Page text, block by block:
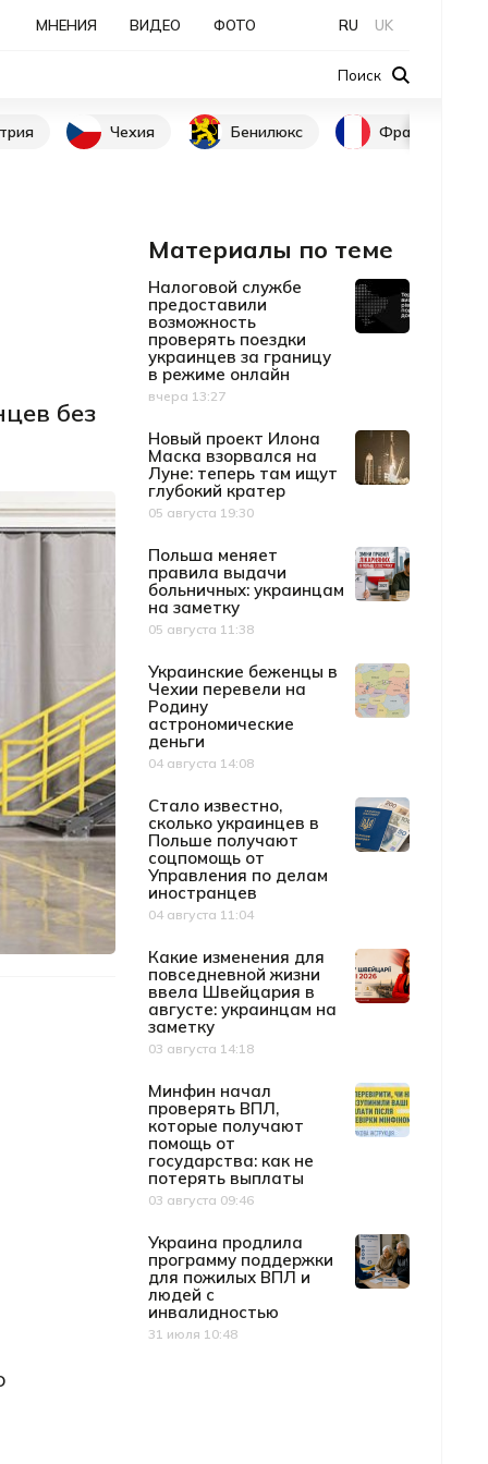
МНЕНИЯ ВИДЕО ФОТО RU UK
Поиск
Чехия Бенилюкс Франция
без
Материалы по теме
Налоговой службе
предоставили
возможность
проверять поездки
украинцев за границу
в режиме онлайн
Дата публикации
вчера 13:27
Новый проект Илона
Маска взорвался на
Луне: теперь там ищут
глубокий кратер
Дата публикации
05 августа 19:30
Польша меняет
правила выдачи
больничных: украинцам
на заметку
Дата публикации
05 августа 11:38
Украинские беженцы в
Чехии перевели на
Родину
астрономические
деньги
Дата публикации
04 августа 14:08
Стало известно,
сколько украинцев в
Польше получают
соцпомощь от
Управления по делам
иностранцев
Дата публикации
04 августа 11:04
Какие изменения для
повседневной жизни
ввела Швейцария в
августе: украинцам на
заметку
Дата публикации
03 августа 14:18
Минфин начал
проверять ВПЛ,
которые получают
помощь от
государства: как не
потерять выплаты
Дата публикации
03 августа 09:46
Украина продлила
программу поддержки
для пожилых ВПЛ и
людей с
инвалидностью
Дата публикации
31 июля 10:48